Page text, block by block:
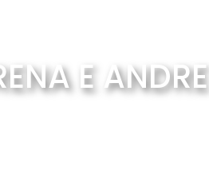
E ANDRE